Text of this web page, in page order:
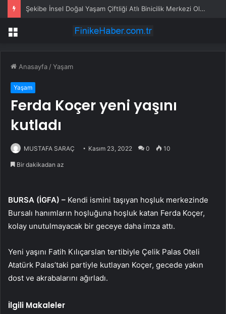
Şekibe İnsel Doğal Yaşam Çiftliği Atlı Binicilik Merkezi Oluyor
Menü
Anasayfa /Yaşam
Yaşam
Ferda Koçer yeni yaşını
kutladı
MUSTAFA SARAÇ Kasım 23, 2022 0 10
Bir dakikadan az
BURSA (İGFA) – Kendi ismini taşıyan hoşluk merkezinde
Bursalı hanımların hoşluğuna hoşluk katan Ferda Koçer,
kolay unutulmayacak bir geceye daha imza attı.
Yeni yaşını Fatih Kılıçarslan tertibiyle Çelik Palas Oteli
Atatürk Palas’taki partiyle kutlayan Koçer, gecede yakın
dost ve akrabalarını ağırladı.
İlgili Makaleler